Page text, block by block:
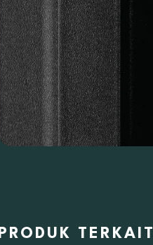
PRODUK TERKAIT